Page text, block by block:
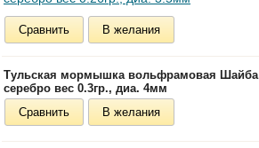
Сравнить В желания
Тульская мормышка вольфрамовая Шайба
серебро вес 0.3гр., диа. 4мм
Сравнить
В желания